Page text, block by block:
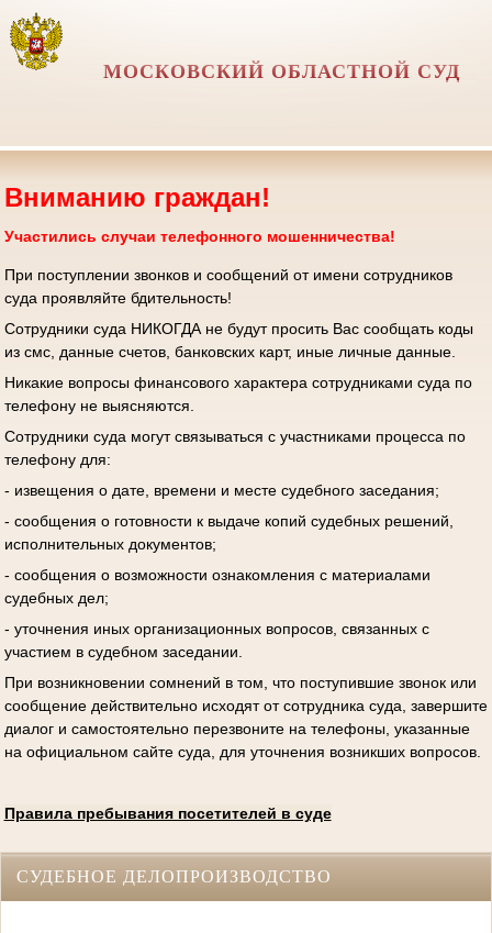
МОСКОВСКИЙ ОБЛАСТНОЙ СУД
Вниманию граждан!
Участились случаи телефонного мошенничества!
При поступлении звонков и сообщений от имени сотрудников
суда проявляйте бдительность!
Сотрудники суда НИКОГДА не будут просить Вас сообщать коды
из смс, данные счетов, банковских карт, иные личные данные.
Никакие вопросы финансового характера сотрудниками суда по
телефону не выясняются.
Сотрудники суда могут связываться с участниками процесса по
телефону для:
- извещения о дате, времени и месте судебного заседания;
- сообщения о готовности к выдаче копий судебных решений,
исполнительных документов;
- сообщения о возможности ознакомления с материалами
судебных дел;
- уточнения иных организационных вопросов, связанных с
участием в судебном заседании.
При возникновении сомнений в том, что поступившие звонок или
сообщение действительно исходят от сотрудника суда, завершите
диалог и самостоятельно перезвоните на телефоны, указанные
на официальном сайте суда, для уточнения возникших вопросов.
Правила пребывания посетителей в суде
СУДЕБНОЕ ДЕЛОПРОИЗВОДСТВО